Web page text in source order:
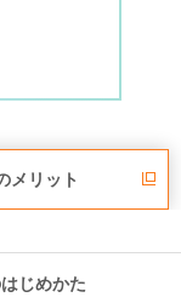
メリット
じめかた